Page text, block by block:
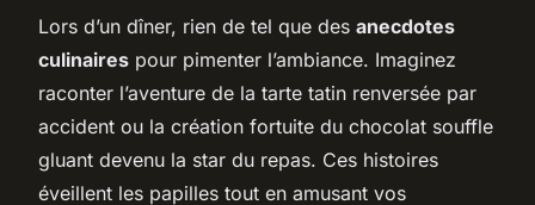
Lors d’un dîner, rien de tel que des anecdotes
culinaires pour pimenter l’ambiance. Imaginez
raconter l’aventure de la tarte tatin renversée par
accident ou la création fortuite du chocolat souffle
gluant devenu la star du repas. Ces histoires
éveillent les papilles tout en amusant vos